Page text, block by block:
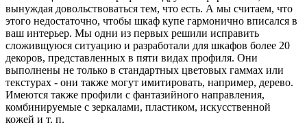
вынуждая довольствоваться тем, что есть. А мы считаем, что
этого недостаточно, чтобы шкаф купе гармонично вписался в
ваш интерьер. Мы одни из первых решили исправить
сложивщуюся ситуацию и разработали для шкафов более 20
декоров, представленных в пяти видах профиля. Они
выполнены не только в стандартных цветовых гаммах или
текстурах - они также могут имитировать, например, дерево.
Имеются также профили с фантазийного направления,
комбинируемые с зеркалами, пластиком, искусственной
кожей и т. п.